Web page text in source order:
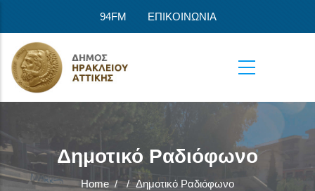
94FM ΕΠΙΚΟΙΝΩΝΙΑ
Δημοτικό Ραδιόφωνο
Home / / Δημοτικό Ραδιόφωνο